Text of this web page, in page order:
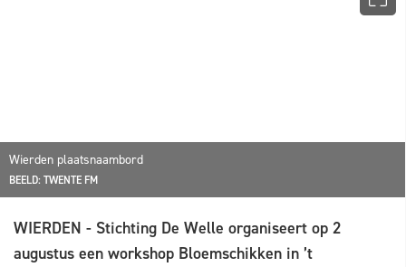
Wierden plaatsnaambord
BEELD: TWENTE FM
WIERDEN - Stichting De Welle organiseert op 2
augustus een workshop Bloemschikken in ’t